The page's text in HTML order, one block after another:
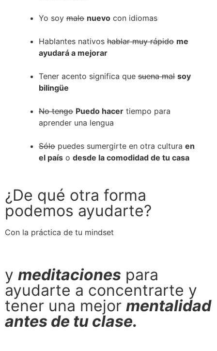
Yo soy malo nuevo con idiomas
Hablantes nativos hablar muy rápido me
ayudará a mejorar
Tener acento significa que suena mal soy
bilingüe
No tengo Puedo hacer tiempo para
aprender una lengua
Sólo puedes sumergirte en otra cultura en
el país o desde la comodidad de tu casa
¿De qué otra forma
podemos ayudarte?
Con la práctica de tu mindset
y meditaciones para
ayudarte a concentrarte y
tener una mejor mentalidad
antes de tu clase.